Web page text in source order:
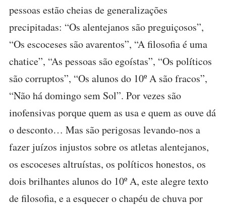
pessoas estão cheias de generalizações
precipitadas: “Os alentejanos são preguiçosos”,
“Os escoceses são avarentos”, “A filosofia é uma
chatice”, “As pessoas são egoístas”, “Os políticos
são corruptos”, “Os alunos do 10º A são fracos”,
“Não há domingo sem Sol”. Por vezes são
inofensivas porque quem as usa e quem as ouve dá
o desconto… Mas são perigosas levando-nos a
fazer juízos injustos sobre os atletas alentejanos,
os escoceses altruístas, os políticos honestos, os
dois brilhantes alunos do 10º A, este alegre texto
de filosofia, e a esquecer o chapéu de chuva por